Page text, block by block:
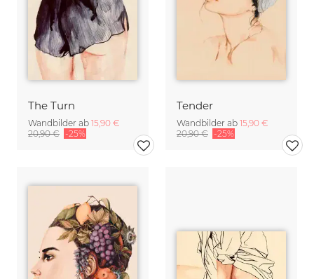
The Turn
Wandbilder ab 15,90 €
20,90 € -25%
Tender
Wandbilder ab 15,90 €
20,90 € -25%